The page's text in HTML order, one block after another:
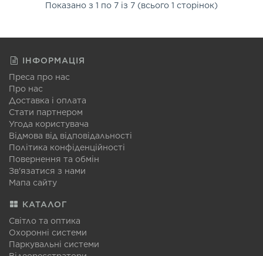
Показано з 1 по 7 із 7 (всього 1 сторінок)
ІНФОРМАЦІЯ
Преса про нас
Про нас
Доставка і оплата
Стати партнером
Угода користувача
Відмова від відповідальності
Політика конфіденційності
Повернення та обмін
Зв'язатися з нами
Мапа сайту
КАТАЛОГ
Світло та оптика
Охоронні системи
Паркувальні системи